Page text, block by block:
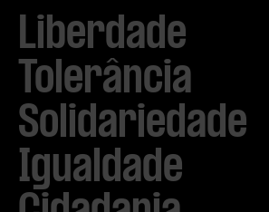
Liberdade
Tolerância
Solidariedade
Igualdade